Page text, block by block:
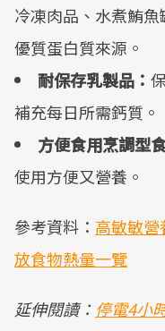
冷凍肉品、水煮鮪
優質蛋白質來源。
耐保存乳製品：
補充每日所需鈣質。
方便食用烹調型
使用方便又營養。
參考資料： 高敏敏
放食物熱量一覽
延伸閱讀： 停電4小